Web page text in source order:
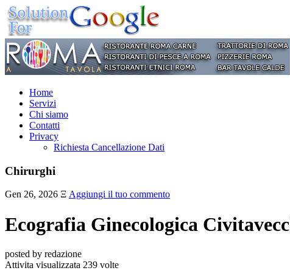
Home
Servizi
Chi siamo
Contatti
Privacy
Richiesta Cancellazione Dati
Chirurghi
Gen 26, 2026 Ξ Aggiungi il tuo commento
Ecografia Ginecologica
posted by redazione
Attivita visualizzata 239 volte